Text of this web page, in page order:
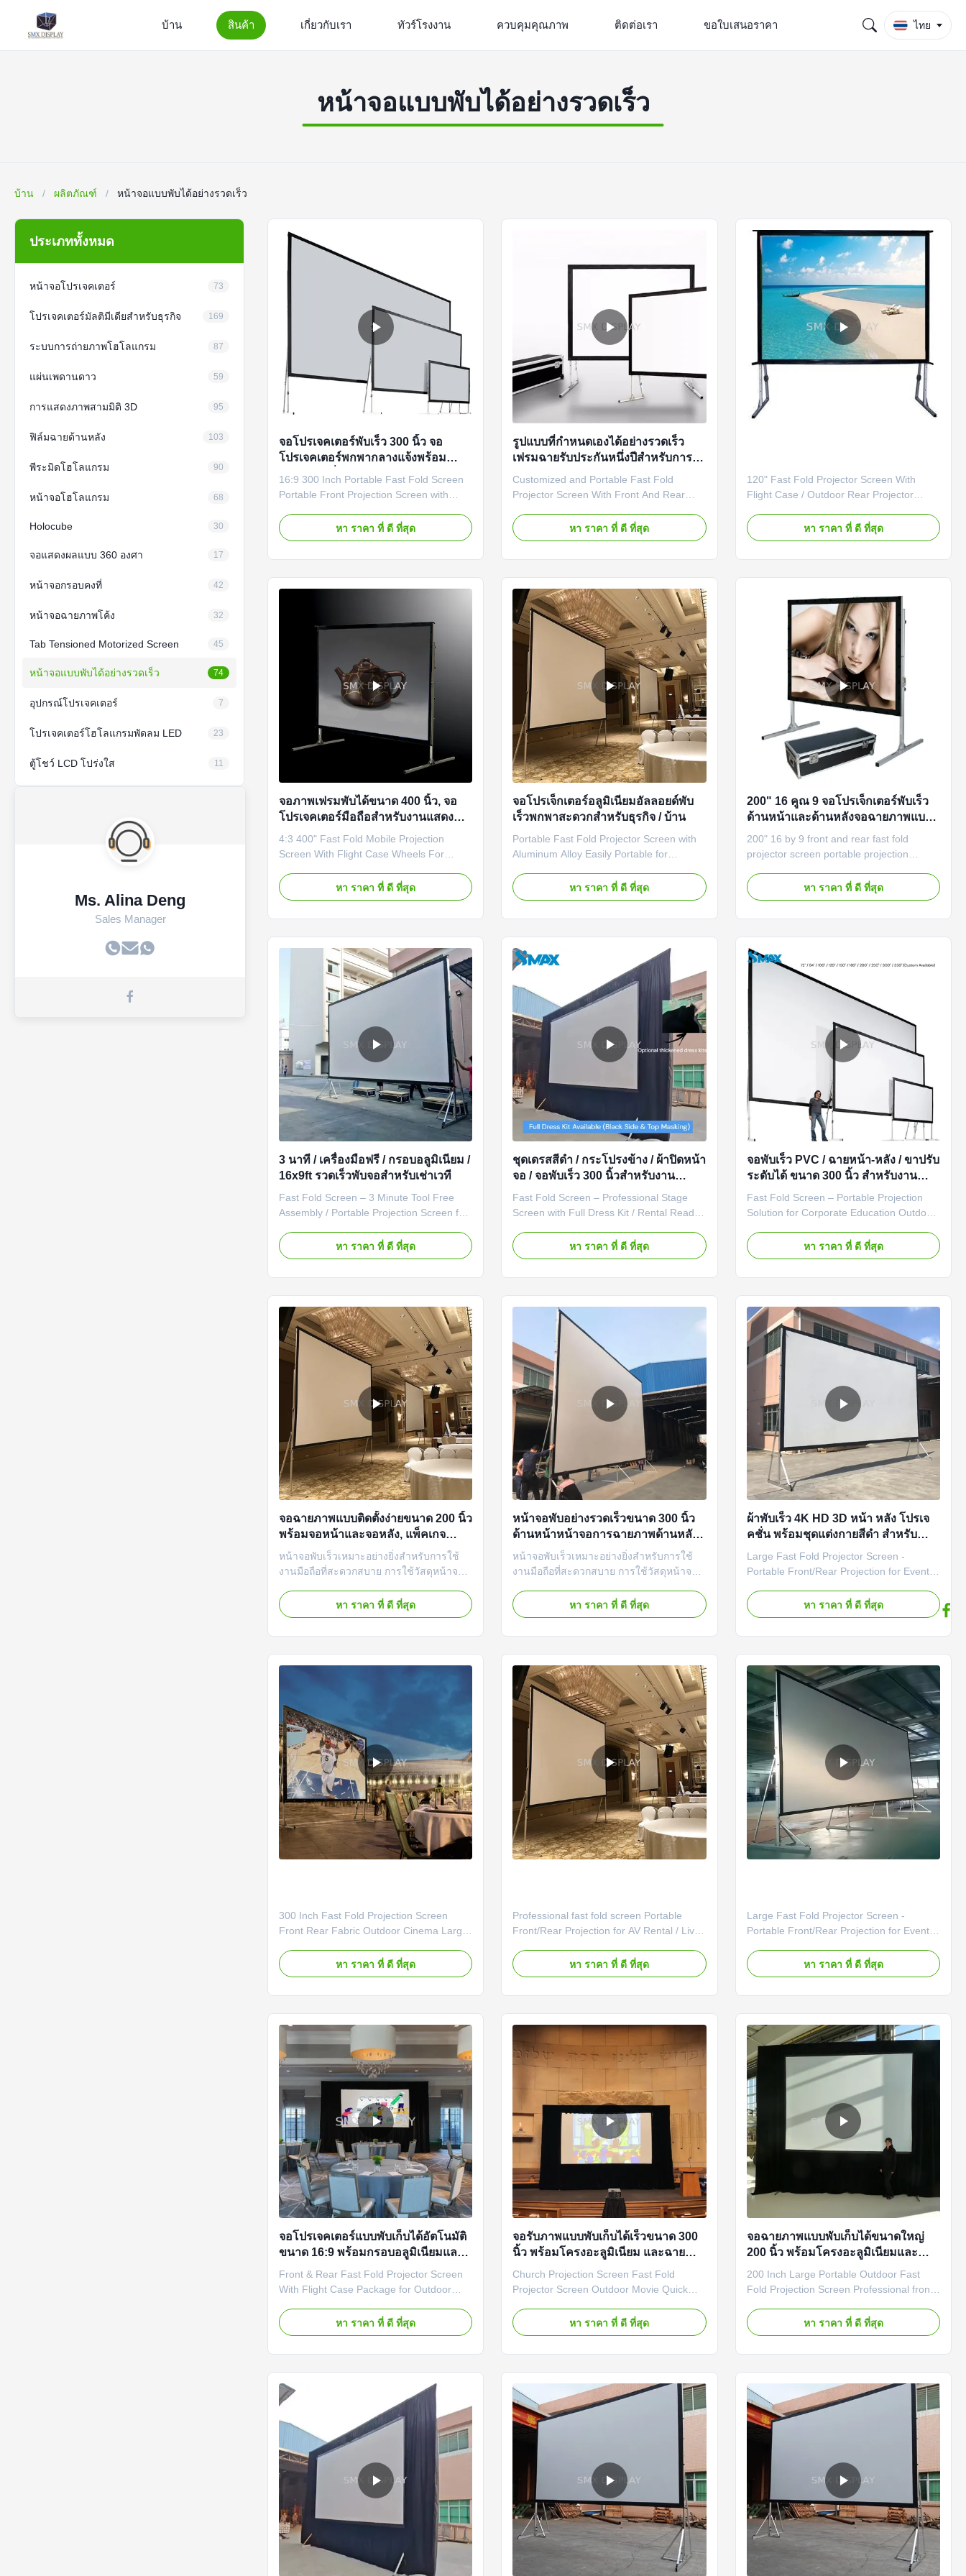
บ้าน สินค้า เกี่ยวกับเรา ทัวร์โรงงาน ควบคุมคุณภาพ ติดต่อเรา ขอใบเสนอราคา ไทย
หน้าจอแบบพับได้อย่างรวดเร็ว
บ้าน / ผลิตภัณฑ์ / หน้าจอแบบพับได้อย่างรวดเร็ว
ประเภททั้งหมด
หน้าจอโปรเจคเตอร์ 73
โปรเจคเตอร์มัลติมีเดียสำหรับธุรกิจ 169
ระบบการถ่ายภาพโฮโลแกรม 87
แผ่นเพดานดาว 59
การแสดงภาพสามมิติ 3D 95
ฟิล์มฉายด้านหลัง 103
พีระมิดโฮโลแกรม 90
หน้าจอโฮโลแกรม 68
Holocube 30
จอแสดงผลแบบ 360 องศา 17
หน้าจอกรอบคงที่ 42
หน้าจอฉายภาพโค้ง 32
Tab Tensioned Motorized Screen 45
หน้าจอแบบพับได้อย่างรวดเร็ว 74
อุปกรณ์โปรเจคเตอร์ 7
โปรเจคเตอร์โฮโลแกรมพัดลม LED 23
ตู้โชว์ LCD โปร่งใส 11
Ms. Alina Deng
Sales Manager
จอโปรเจคเตอร์พับเร็ว 300 นิ้ว จอ
โปรเจคเตอร์พกพากลางแจ้งพร้อม
กล่องใส่เครื่องบิน
16:9 300 Inch Portable Fast Fold Screen
Portable Front Projection Screen with
are perfect for convenient mobile usage.
Using flexible front or rear screen material
หา ราคา ที่ ดี ที่สุด
รูปแบบที่กำหนดเองได้อย่างรวดเร็ว
เฟรมฉายรับประกันหนึ่งปีสำหรับการ
ประชุม
Customized and Portable Fast Fold
Projector Screen With Front And Rear
perfect for convenient mobile usage.
Using flexible front or rear screen material
หา ราคา ที่ ดี ที่สุด
120" Fast Fold Projector Screen With
Flight Case / Outdoor Rear Projector
an easy to set up and sturdy design.
There are no parts to install and no tools
หา ราคา ที่ ดี ที่สุด
จอภาพเฟรมพับได้ขนาด 400 นิ้ว, จอ
โปรเจคเตอร์มือถือสำหรับงานแสดง
กลางแจ้งงานแสดงสินค้า
4:3 400" Fast Fold Mobile Projection
Screen With Flight Case Wheels For
perfect for convenient mobile usage.
Using flexible front or rear screen material
หา ราคา ที่ ดี ที่สุด
จอโปรเจ็กเตอร์อลูมิเนียมอัลลอยด์พับ
เร็วพกพาสะดวกสำหรับธุรกิจ / บ้าน
Portable Fast Fold Projector Screen with
Aluminum Alloy Easily Portable for
Screens are perfect for convenient mobile
usage. Using flexible front or rear screen
หา ราคา ที่ ดี ที่สุด
200" 16 คูณ 9 จอโปรเจ็กเตอร์พับเร็ว
ด้านหน้าและด้านหลังจอฉายภาพแบบ
พกพา
200" 16 by 9 front and rear fast fold
projector screen portable projection
features a convenient aluminum stand
with superior reflectivity and a matte white
หา ราคา ที่ ดี ที่สุด
3 นาที / เครื่องมือฟรี / กรอบอลูมิเนียม /
16x9ft รวดเร็วพับจอสําหรับเช่าเวที
Fast Fold Screen – 3 Minute Tool Free
Assembly / Portable Projection Screen for
for Instant Setup The Fast Fold Screen
has been engineered to address the
หา ราคา ที่ ดี ที่สุด
ชุดเดรสสีดำ / กระโปรงข้าง / ผ้าปิดหน้า
จอ / จอพับเร็ว 300 นิ้วสำหรับงาน
ประชุม
Fast Fold Screen – Professional Stage
Screen with Full Dress Kit / Rental Ready
Industry The Fast Fold Screen has been
specifically designed to meet the
หา ราคา ที่ ดี ที่สุด
จอพับเร็ว PVC / ฉายหน้า-หลัง / ขาปรับ
ระดับได้ ขนาด 300 นิ้ว สำหรับงาน
แสดงสินค้า
Fast Fold Screen – Portable Projection
Solution for Corporate Education Outdoor
Screen for Every Application The Fast
Fold Screen is the most versatile portable
หา ราคา ที่ ดี ที่สุด
จอฉายภาพแบบติดตั้งง่ายขนาด 200 นิ้ว
พร้อมจอหน้าและจอหลัง, แพ็คเกจ
กล่องใส่
หน้าจอพับเร็วเหมาะอย่างยิ่งสำหรับการใช้
งานมือถือที่สะดวกสบาย การใช้วัสดุหน้าจอ
ว่าพื้นผิวหน้าจอเรียบสมบูรณ์แบบ การ
ออกแบบโครงข้อต่ออะลูมิเนียมแบบพับได้
หา ราคา ที่ ดี ที่สุด
หน้าจอพับอย่างรวดเร็วขนาด 300 นิ้ว
ด้านหน้าหน้าจอการฉายภาพด้านหลัง
แบบพกพาโรงภาพยนตร์กลางแจ้งการ
ฉายภาพสถานที่ขนาดใหญ่
หน้าจอพับเร็วเหมาะอย่างยิ่งสำหรับการใช้
งานมือถือที่สะดวกสบาย การใช้วัสดุหน้าจอ
ว่าพื้นผิวหน้าจอเรียบสมบูรณ์แบบ การ
ออกแบบโครงข้อต่ออะลูมิเนียมแบบพับได้
หา ราคา ที่ ดี ที่สุด
ผ้าพับเร็ว 4K HD 3D หน้า หลัง โปรเจ
คชั่น พร้อมชุดแต่งกายสีดํา สําหรับ
กิจกรรม AV กลางแจ้งขนาดใหญ่
Large Fast Fold Projector Screen -
Portable Front/Rear Projection for Events
used for events because they are
portable,easy to set up ans take down
performance.They ...
หา ราคา ที่ ดี ที่สุด
300 Inch Fast Fold Projection Screen
Front Rear Fabric Outdoor Cinema Large
quick-folding projection screen lies in its
perfect balance between portability and
หา ราคา ที่ ดี ที่สุด
Professional fast fold screen Portable
Front/Rear Projection for AV Rental / Live
convenience and performance with our
professional Fast-Fold Mobile Screens.
หา ราคา ที่ ดี ที่สุด
Large Fast Fold Projector Screen -
Portable Front/Rear Projection for Events
are perfect for convenient mobile usage.
Using flexible front or rear screen material
หา ราคา ที่ ดี ที่สุด
จอโปรเจคเตอร์แบบพับเก็บได้อัตโนมัติ
ขนาด 16:9 พร้อมกรอบอลูมิเนียมและ
กล่องไฟลท์ สำหรับใช้งานกลางแจ้ง
Front & Rear Fast Fold Projector Screen
With Flight Case Package for Outdoor
Screens are large audience mobile
projection solutions designed for major
หา ราคา ที่ ดี ที่สุด
จอรับภาพแบบพับเก็บได้เร็วขนาด 300
นิ้ว พร้อมโครงอะลูมิเนียม และฉาย
ภาพด้านหน้าและด้านหลังสำหรับ
ภาพยนตร์กลางแจ้ง
Church Projection Screen Fast Fold
Projector Screen Outdoor Movie Quick
Drapes 3D Fast Fold Projector Screen
Key Features & Specifications Aluminium
หา ราคา ที่ ดี ที่สุด
จอฉายภาพแบบพับเก็บได้ขนาดใหญ่
200 นิ้ว พร้อมโครงอะลูมิเนียมและ
กล่องใส่สำหรับฉายภาพกลางแจ้งแบบ
พกพา
200 Inch Large Portable Outdoor Fast
Fold Projection Screen Professional front
indoor and outdoor use with fast-fold
aluminum frame technology. Key Features
หา ราคา ที่ ดี ที่สุด